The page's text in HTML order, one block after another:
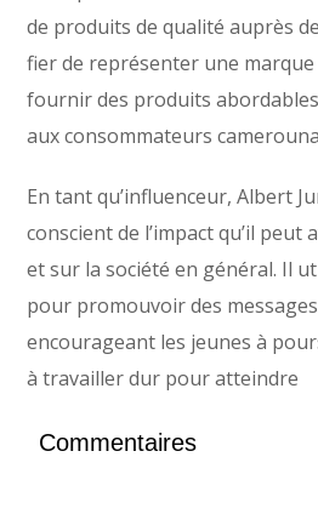
de produits de qualité auprès
fier de représenter une marque
fournir des produits
aux consommateurs
En tant qu’influenceur, Albert
conscient de l’impact qu’il peut
et sur la société en général. Il
pour promouvoir des
encourageant les jeunes à
à travailler dur pour atteindre
Commentaires